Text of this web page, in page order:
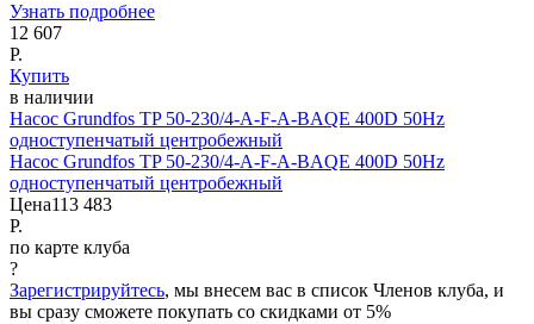
Узнать подробнее
12 607
Р.
Купить
в наличии
Насос Grundfos TP 50-230/4-A-F-A-BAQE 400D 50Hz
одноступенчатый центробежный
Насос Grundfos TP 50-230/4-A-F-A-BAQE 400D 50Hz
одноступенчатый центробежный
Цена113 483
Р.
по карте клуба
?
Зарегистрируйтесь, мы внесем вас в список Членов клуба, и
вы сразу сможете покупать со скидками от 5%